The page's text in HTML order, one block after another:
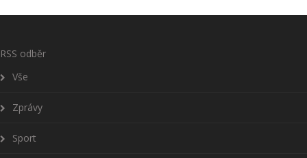
RSS odběr
Vše
Zprávy
Sport